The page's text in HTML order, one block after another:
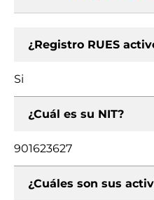
¿Registro RUES
Si
¿Cuál es su NIT?
901623627
¿Cuáles son sus